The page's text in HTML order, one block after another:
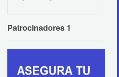
Patrocinadores 1